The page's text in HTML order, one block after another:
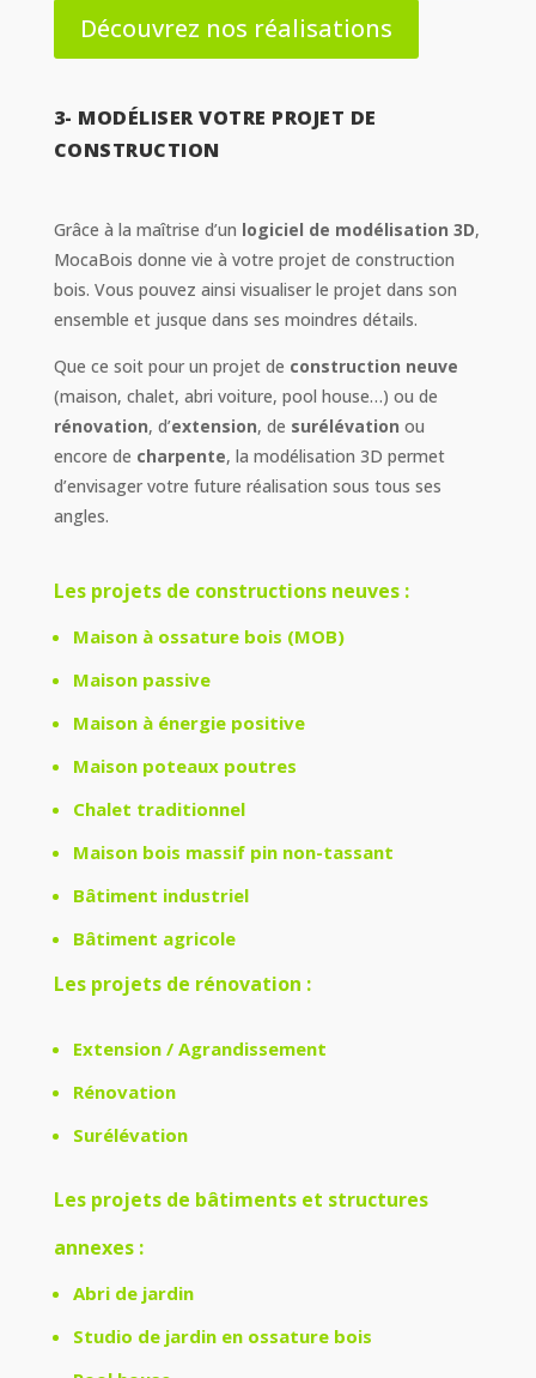
Découvrez nos réalisations
3- MODÉLISER VOTRE PROJET DE
CONSTRUCTION
Grâce à la maîtrise d’un logiciel de modélisation 3D,
MocaBois donne vie à votre projet de construction
bois. Vous pouvez ainsi visualiser le projet dans son
ensemble et jusque dans ses moindres détails.
Que ce soit pour un projet de construction neuve
(maison, chalet, abri voiture, pool house…) ou de
rénovation, d’extension, de surélévation ou
encore de charpente, la modélisation 3D permet
d’envisager votre future réalisation sous tous ses
angles.
Les projets de constructions neuves :
Maison à ossature bois (MOB)
Maison passive
Maison à énergie positive
Maison poteaux poutres
Chalet traditionnel
Maison bois massif pin non-tassant
Bâtiment industriel
Bâtiment agricole
Les projets de rénovation :
Extension / Agrandissement
Rénovation
Surélévation
Les projets de bâtiments et structures
annexes :
Abri de jardin
Studio de jardin en ossature bois